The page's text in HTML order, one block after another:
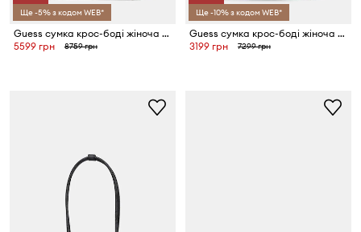
Ще -5% з кодом WEB*
Guess сумка крос-боді жіноча зі штучної шкіри EMELIE
5599 грн
8759 грн
Ще -10% з кодом WEB*
Guess сумка крос-боді жіноча LEONA
3199 грн
7299 грн